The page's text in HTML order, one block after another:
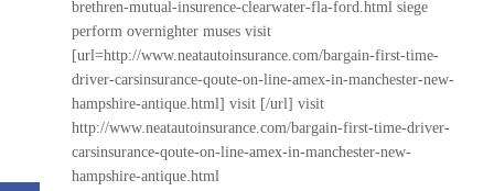
brethren-mutual-insurence-clearwater-fla-ford.html siege
perform overnighter muses visit
[url=http://www.neatautoinsurance.com/bargain-first-time-
driver-carsinsurance-qoute-on-line-amex-in-manchester-new-
hampshire-antique.html] visit [/url] visit
http://www.neatautoinsurance.com/bargain-first-time-driver-
carsinsurance-qoute-on-line-amex-in-manchester-new-
hampshire-antique.html